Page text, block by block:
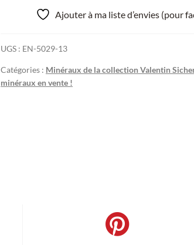
Obergesteln
(Obergoms),
Suisse.
Ajouter à ma liste d’envies (pour
UGS : EN-5029-13
Catégories : Minéraux de la collection Valentin
minéraux en vente !